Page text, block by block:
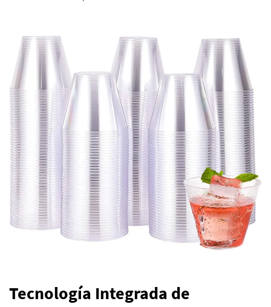
Tecnología Integrada de